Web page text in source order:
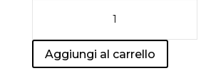
Aggiungi al carrello